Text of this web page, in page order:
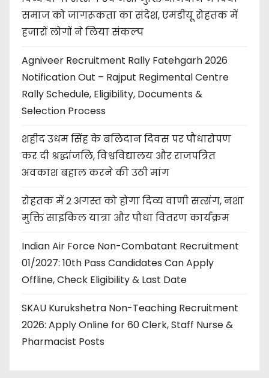
समाज को जागरूकता का संदेश, एमडीयू रोहतक में
हजारों लोगों ने लिया संकल्प
Agniveer Recruitment Rally Fatehgarh 2026
Notification Out – Rajput Regimental Centre
Rally Schedule, Eligibility, Documents &
Selection Process
शहीद उधम सिंह के बलिदान दिवस पर पौधारोपण
कर दी श्रद्धांजलि, विश्वविद्यालय और राजपत्रित
अवकाश बहाल करने की उठी मांग
रोहतक में 2 अगस्त को होगा दिव्य वाणी सत्संग, नशा
मुक्ति साइकिल यात्रा और पौधा वितरण कार्यक्रम
Indian Air Force Non-Combatant Recruitment
01/2027: 10th Pass Candidates Can Apply
Offline, Check Eligibility & Last Date
SKAU Kurukshetra Non-Teaching Recruitment
2026: Apply Online for 60 Clerk, Staff Nurse &
Pharmacist Posts